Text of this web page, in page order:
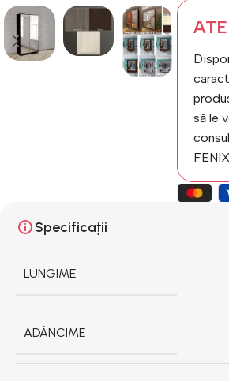
să le
Specificații
LUNGIME
ADÂNCIME